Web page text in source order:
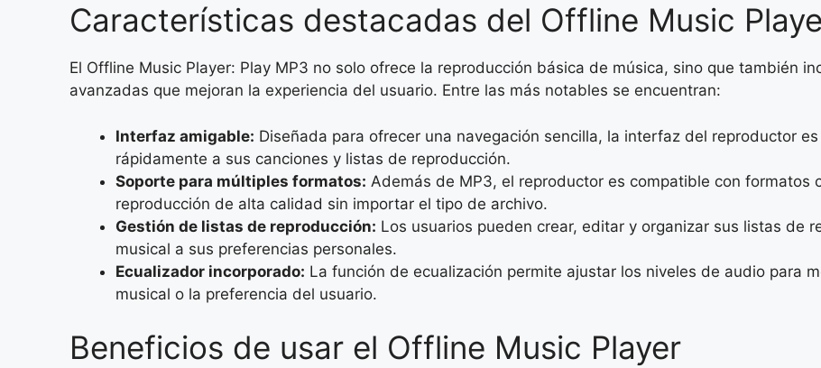
Características destacadas del Offline Music
El Offline Music Player: Play MP3 no solo ofrece la reproducción básica de música, sino que también
avanzadas que mejoran la experiencia del usuario. Entre las más notables se encuentran:
Interfaz amigable: Diseñada para ofrecer una navegación sencilla, la interfaz del reproductor
rápidamente a sus canciones y listas de reproducción.
Soporte para múltiples formatos: Además de MP3, el reproductor es compatible con formatos
reproducción de alta calidad sin importar el tipo de archivo.
Gestión de listas de reproducción: Los usuarios pueden crear, editar y organizar sus listas de
musical a sus preferencias personales.
Ecualizador incorporado: La función de ecualización permite ajustar los niveles de audio para
musical o la preferencia del usuario.
Beneficios de usar el Offline Music Player